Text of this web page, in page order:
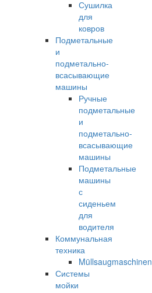
Сушилка
для
ковров
Подметальные
и
подметально-
всасывающие
машины
Ручные
подметальные
и
подметально-
всасывающие
машины
Подметальные
машины
с
сиденьем
для
водителя
Коммунальная
техника
Müllsaugmaschinen
Системы
мойки